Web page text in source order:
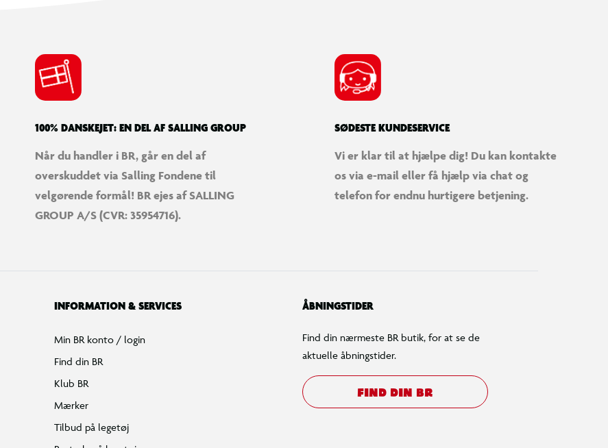
100% DANSKEJET: EN DEL AF SALLING GROUP
Når du handler i BR, går en del af
overskuddet via Salling Fondene til
velgørende formål! BR ejes af SALLING
GROUP A/S (CVR: 35954716).
SØDESTE KUNDESERVICE
Vi er klar til at hjælpe dig! Du kan kontakte
os via e-mail eller få hjælp via chat og
telefon for endnu hurtigere betjening.
INFORMATION & SERVICES
Min BR konto / login
Find din BR
Klub BR
Mærker
Tilbud på legetøj
ÅBNINGSTIDER
Find din nærmeste BR butik, for at se de
aktuelle åbningstider.
FIND DIN BR